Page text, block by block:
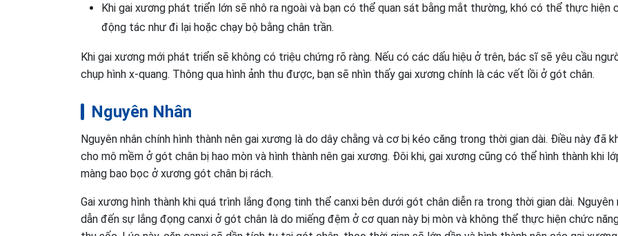
Khi gai xương phát triển lớn sẽ nhô ra ngoài và bạn có thể quan sát bằng mắt thường, khó có thể thực hiện
động tác như đi lại hoặc chạy bộ bằng chân trần.
Khi gai xương mới phát triển sẽ không có triệu chứng rõ ràng. Nếu có các dấu hiệu ở trên, bác sĩ sẽ yêu cầu
chụp hình x-quang. Thông qua hình ảnh thu được, bạn sẽ nhìn thấy gai xương chính là các vết lồi ở gót chân.
Nguyên Nhân
Nguyên nhân chính hình thành nên gai xương là do dây chằng và cơ bị kéo căng trong thời gian dài. Điều này đã
cho mô mềm ở gót chân bị hao mòn và hình thành nên gai xương. Đôi khi, gai xương cũng có thể hình thành khi
màng bao bọc ở xương gót chân bị rách.
Gai xương hình thành khi quá trình lắng đọng tinh thể canxi bên dưới gót chân diễn ra trong thời gian dài. Nguyên
dẫn đến sự lắng đọng canxi ở gót chân là do miếng đệm ở cơ quan này bị mòn và không thể thực hiện chức